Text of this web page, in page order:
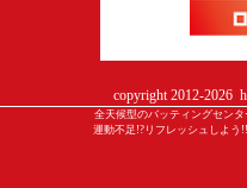
copyright 2012-2026
全天候型のバッティングセン
運動不足!?リフレッシュしよ